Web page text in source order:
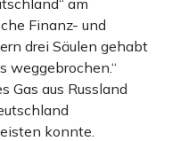
Finanz- und
drei Säulen gehabt
weggebrochen.“
Gas aus Russland
konnte.